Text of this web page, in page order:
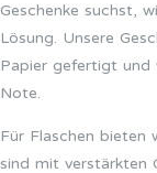
Geschenke suchst,
Lösung. Unsere
Papier gefertigt und
Note.
Für Flaschen bieten
sind mit verstärkten